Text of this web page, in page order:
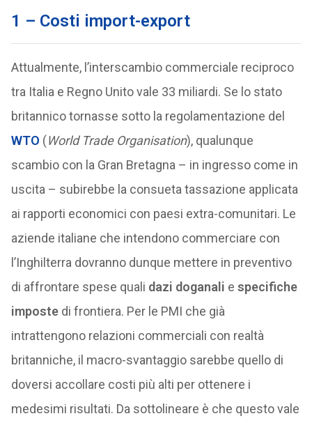
1 – Costi import-export
Attualmente, l’interscambio commerciale reciproco
tra Italia e Regno Unito vale 33 miliardi. Se lo stato
britannico tornasse sotto la regolamentazione del
WTO (World Trade Organisation), qualunque
scambio con la Gran Bretagna – in ingresso come in
uscita – subirebbe la consueta tassazione applicata
ai rapporti economici con paesi extra-comunitari. Le
aziende italiane che intendono commerciare con
l’Inghilterra dovranno dunque mettere in preventivo
di affrontare spese quali dazi doganali e specifiche
imposte di frontiera. Per le PMI che già
intrattengono relazioni commerciali con realtà
britanniche, il macro-svantaggio sarebbe quello di
doversi accollare costi più alti per ottenere i
medesimi risultati. Da sottolineare è che questo vale